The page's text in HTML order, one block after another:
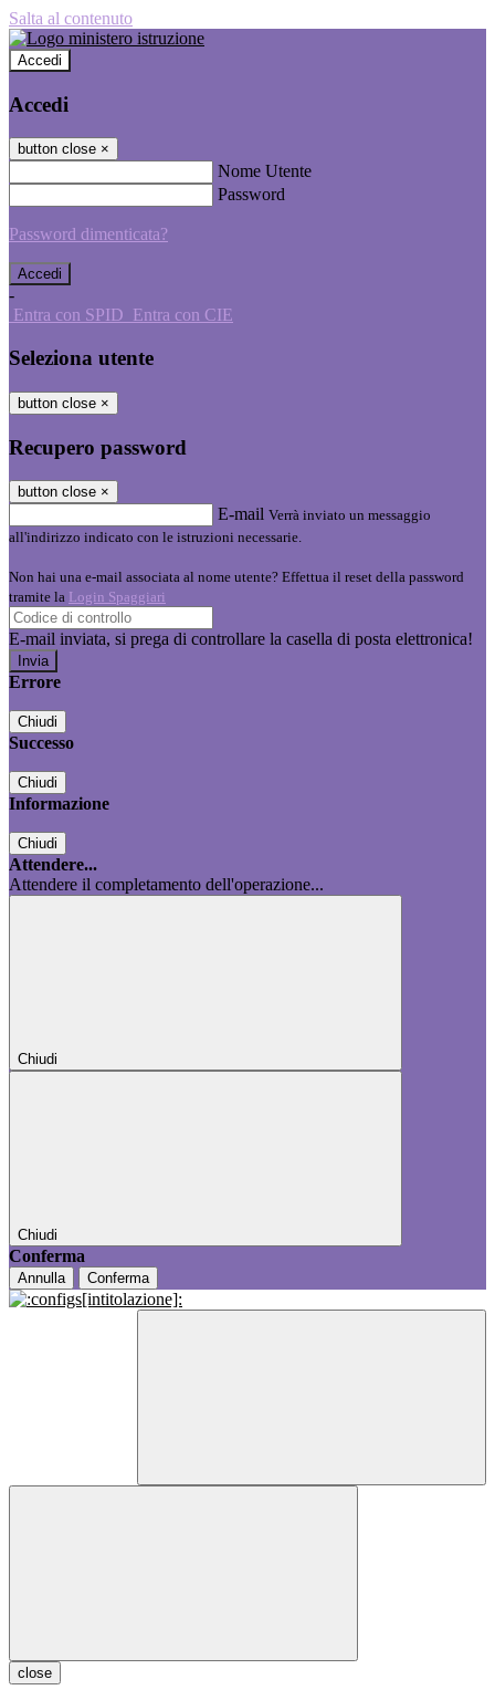
Salta al contenuto
Accedi
Accedi
button close ×
Nome Utente
Password
Password dimenticata?
-
Entra con SPID Entra con CIE
Seleziona utente
button close ×
Recupero password
button close ×
E-mail Verrà inviato un messaggio
all'indirizzo indicato con le istruzioni necessarie.
Non hai una e-mail associata al nome utente? Effettua il reset della password
tramite la Login Spaggiari
E-mail inviata, si prega di controllare la casella di posta elettronica!
Errore
Chiudi
Successo
Chiudi
Informazione
Chiudi
Attendere...
Attendere il completamento dell'operazione...
Chiudi
Chiudi
Conferma
Annulla Conferma
close